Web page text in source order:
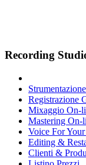
Recording
Registrazione
Mixaggio On-
Mastering On-
Voice For
Editing &
Clienti &